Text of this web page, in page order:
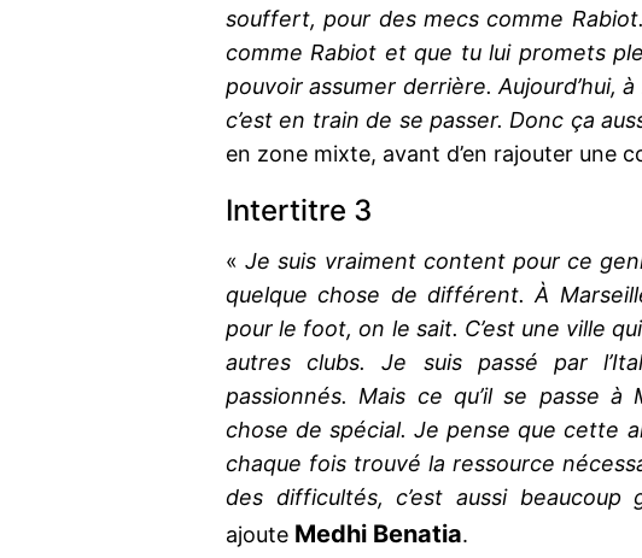
souffert, pour des mecs comme
comme Rabiot et que tu lui promets
pouvoir assumer derrière. Aujourd’hui, à
c’est en train de se passer. Donc ça
en zone mixte, avant d’en rajouter une
Intertitre 3
«Je suis vraiment content pour ce
quelque chose de différent. À
pour le foot, on le sait. C’est une ville
autres clubs. Je suis passé par
passionnés. Mais ce qu’il se passe à
chose de spécial. Je pense que cette
chaque fois trouvé la ressource
des difficultés, c’est aussi
ajoute Medhi Benatia.